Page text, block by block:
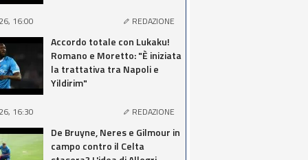
16:00 REDAZIONE
Accordo totale con Lukaku!
Romano e Moretto: "È iniziata
la trattativa tra Napoli e
Yildirim"
16:30 REDAZIONE
De Bruyne, Neres e Gilmour in
campo contro il Celta